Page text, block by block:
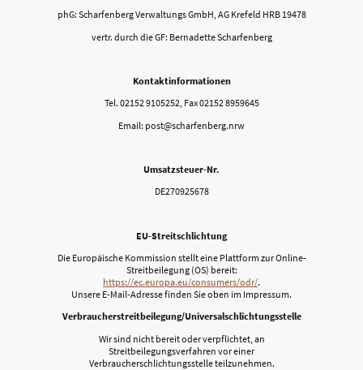
phG: Scharfenberg Verwaltungs GmbH, AG Krefeld HRB 19478
vertr. durch die GF: Bernadette Scharfenberg
Kontaktinformationen
Tel. 02152 9105252, Fax 02152 8959645
Email: post@scharfenberg.nrw
Umsatzsteuer-Nr.
DE270925678
EU-Streitschlichtung
Die Europäische Kommission stellt eine Plattform zur Online-
Streitbeilegung (OS) bereit:
https://ec.europa.eu/consumers/odr/.
Unsere E-Mail-Adresse finden Sie oben im Impressum.
Verbraucher­streit­beilegung/Universal­schlichtungs­stelle
Wir sind nicht bereit oder verpflichtet, an
Streitbeilegungsverfahren vor einer
Verbraucherschlichtungsstelle teilzunehmen.